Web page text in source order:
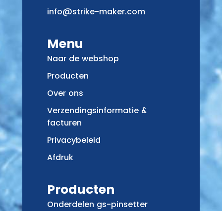
info@strike-maker.com
Menu
Naar de webshop
Producten
Over ons
Verzendingsinformatie &
facturen
Privacybeleid
Afdruk
Producten
Onderdelen gs-pinsetter